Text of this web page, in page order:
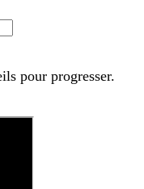
pour progresser.